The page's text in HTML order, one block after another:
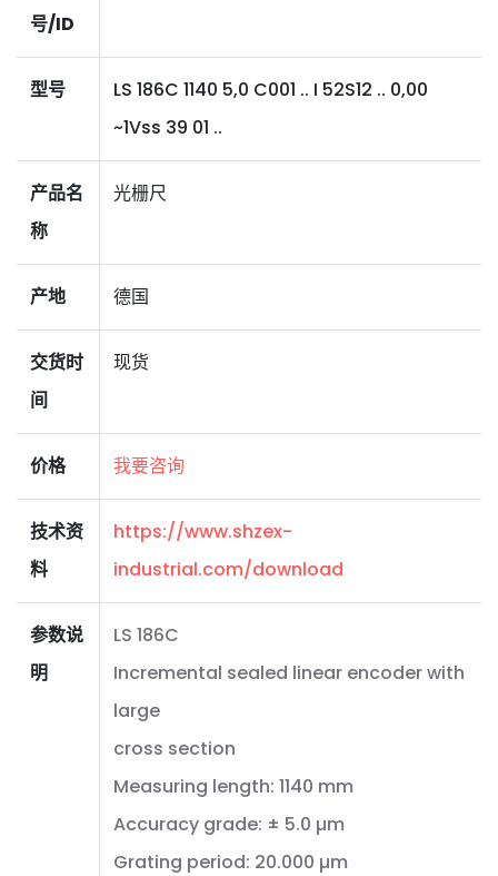
号/ID
型号
LS 186C 1140 5,0 C001 .. I 52S12 .. 0,00
~1Vss 39 01 ..
产品名
称
光栅尺
产地 德国
交货时
间
现货
价格 我要咨询
技术资
料
https://www.shzex-
industrial.com/download
参数说
明
LS 186C
Incremental sealed linear encoder with
large
cross section
Measuring length: 1140 mm
Accuracy grade: ± 5.0 µm
Grating period: 20.000 µm